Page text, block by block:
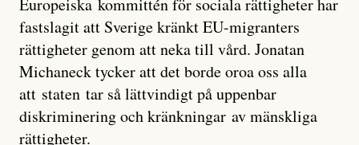
Det verkar vara en underdrift, menar nu Zeke
Hausfather.
”Det ser ut som att årets El Niño inte bara med stor
sannolikhet kommer att bli den starkaste sedan
Europeiska kommittén för sociala rättigheter har
fastslagit att Sverige kränkt EU-migranters
rättigheter genom att neka till vård. Jonatan
Michaneck tycker att det borde oroa oss alla
att staten tar så lättvindigt på uppenbar
diskriminering och kränkningar av mänskliga
rättigheter.